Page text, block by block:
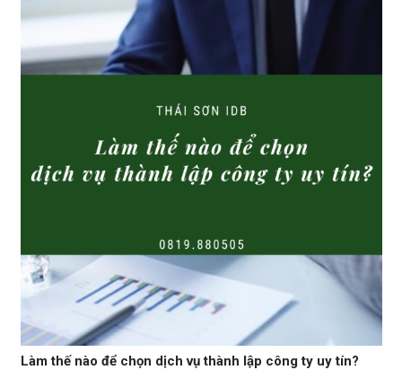
Làm thế nào để chọn dịch vụ thành lập công ty uy tín?